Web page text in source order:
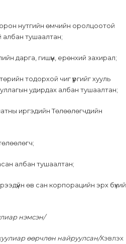
нутгийн өмчийн оролцоотой
албан тушаалтан;
дарга, гишүүн, ерөнхий захирал;
тодорхой чиг үүргийг хууль
удирдах албан тушаалтан;
иргэдийн Төлөөлөгчдийн
албан тушаалтан;
өв сан корпорацийн эрх бүхий
нэмсэн/
өөрчлөн найруулсан/Хэвлэх